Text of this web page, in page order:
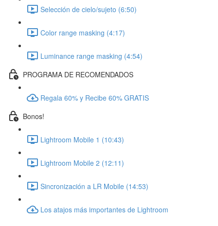
Selección de cielo/sujeto (6:50)
Color range masking (4:17)
Luminance range masking (4:54)
PROGRAMA DE RECOMENDADOS
Regala 60% y Recibe 60% GRATIS
Bonos!
Lightroom Mobile 1 (10:43)
Lightroom Mobile 2 (12:11)
Sincronización a LR Mobile (14:53)
Los atajos más importantes de Lightroom